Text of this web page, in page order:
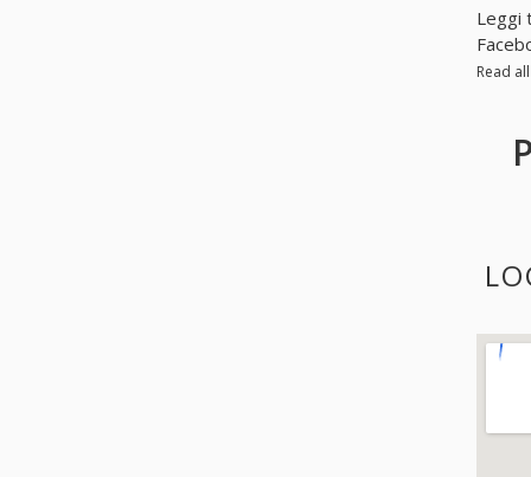
Leggi
Read